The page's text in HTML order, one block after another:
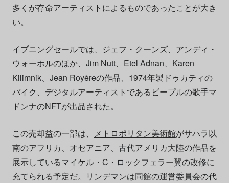
多くが存命アーティストによるものであったことが大き
い。
イブニングセールでは、 ジェフ・クーンズ、 アンディ・
ウォーホルのほか、Jim Nutt、Etel Adnan、Karen
Kilimnik、Jean Royèreの作品、1974年製ドゥカティの
バイク、デジタルアーティストである ビープルの歌手マ
ドンナのNFTが出品された。
この売却益の一部は、 メトロポリタン美術館がサハラ以
南のアフリカ、オセアニア、古代アメリカ大陸の作品を
展示しているマイケル・C・ロックフェラー翼の改修に
充てられる予定だ。リンデマンは同館の運営委員会の代